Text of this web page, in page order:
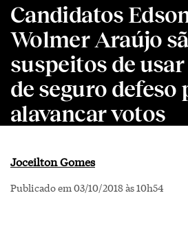
Candidatos
Wolmer Araújo
suspeitos de
de seguro defeso
alavancar votos
Joceilton Gomes
Publicado em 03/10/2018 às 10h54